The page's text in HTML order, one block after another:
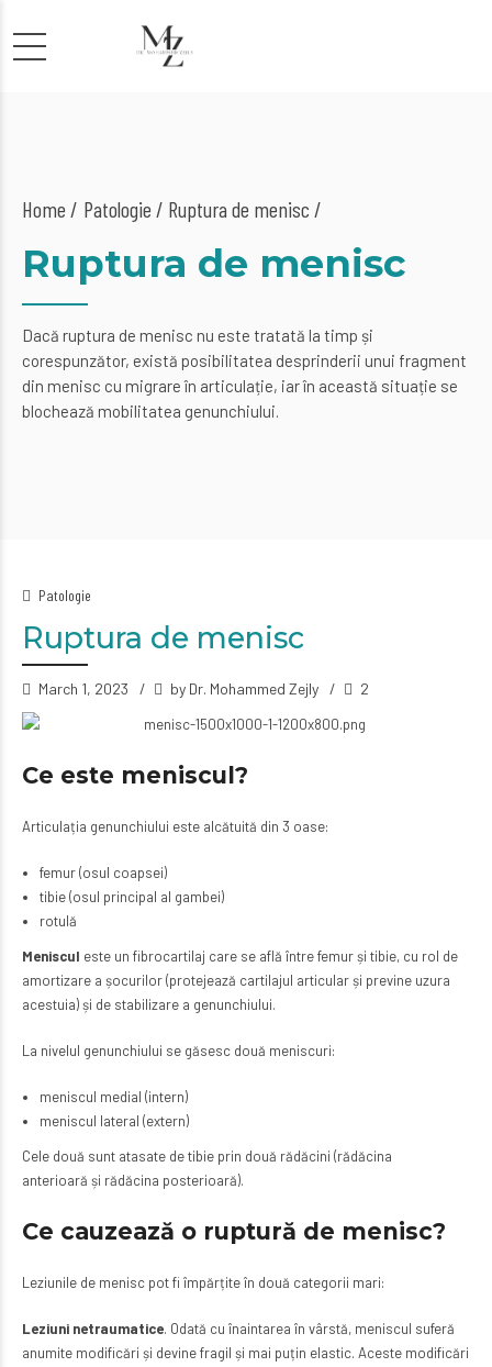
Home Patologie / Ruptura de menisc /
Ruptura de menisc
Dacă ruptura de menisc nu este tratată la timp și
corespunzător, există posibilitatea desprinderii unui fragment
din menisc cu migrare în articulație, iar în această situație se
blochează mobilitatea genunchiului.
Patologie
Ruptura de menisc
March 1, 2023 by Dr. Mohammed Zejly 2
Ce este meniscul?
Articulația genunchiului este alcătuită din 3 oase:
femur (osul coapsei)
tibie (osul principal al gambei)
rotulă
Meniscul este un fibrocartilaj care se află între femur și tibie, cu rol de
amortizare a șocurilor (protejează cartilajul articular și previne uzura
acestuia) și de stabilizare a genunchiului.
La nivelul genunchiului se găsesc două meniscuri:
meniscul medial (intern)
meniscul lateral (extern)
Cele două sunt atasate de tibie prin două rădăcini (rădăcina
anterioară și rădăcina posterioară).
Ce cauzează o ruptură de menisc?
Leziunile de menisc pot fi împărțite în două categorii mari:
Leziuni netraumatice. Odată cu înaintarea în vârstă, meniscul suferă
anumite modificări și devine fragil și mai puțin elastic. Aceste modificări